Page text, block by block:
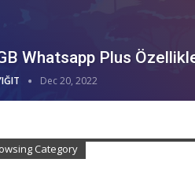
Whatsapp Plus
Dec 20, 2022
Category